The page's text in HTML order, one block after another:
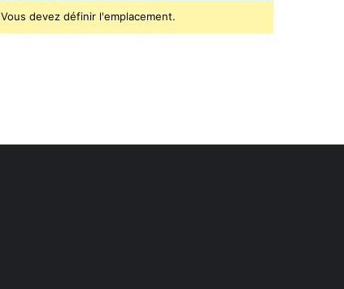
Vous devez définir l'emplacement.